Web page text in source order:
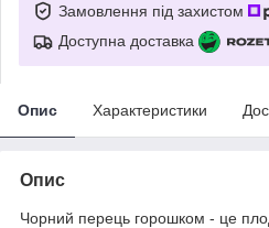
Замовлення під захистом
Доступна доставка
Опис Характеристики
Опис
Чорний перець горошком - це